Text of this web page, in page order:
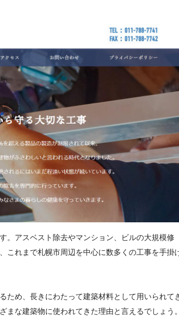
。アスベスト除去やマンション、ビルの大規模修
これまで札幌市周辺を中心に数多くの工事を手掛
ため、長きにわたって建築材料として用いられて
な建築物に使われてきた理由と言えるでしょう。